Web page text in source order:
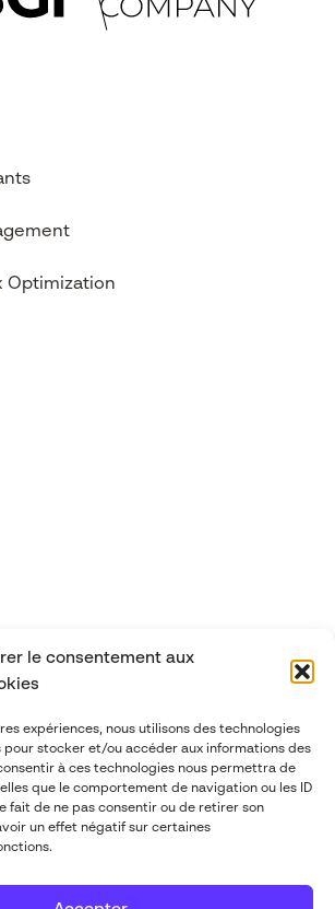
le consentement aux
expériences, nous utilisons des technologies
pour stocker et/ou accéder aux informations des
à ces technologies nous permettra de
que le comportement de navigation ou les ID
fait de ne pas consentir ou de retirer son
un effet négatif sur certaines
Optimization